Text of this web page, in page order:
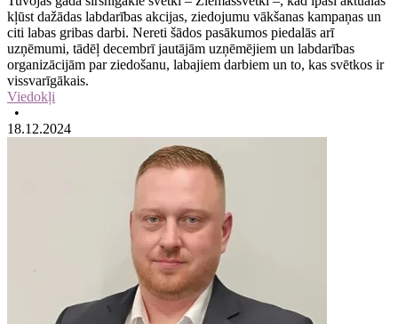
kļūst dažādas labdarības akcijas, ziedojumu vākšanas kampaņas un
citi labas gribas darbi. Nereti šādos pasākumos piedalās arī
uzņēmumi, tādēļ decembrī jautājām uzņēmējiem un labdarības
organizācijām par ziedošanu, labajiem darbiem un to, kas svētkos ir
vissvarīgākais.
Viedokļi
•
18.12.2024